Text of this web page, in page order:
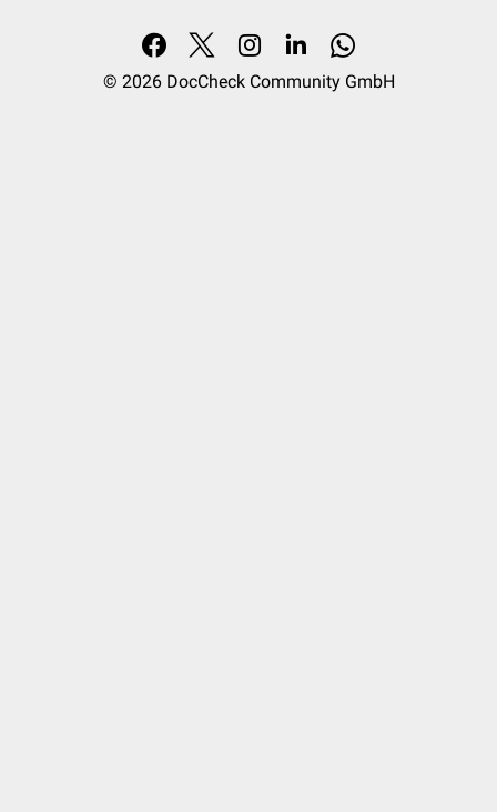
© 2026 DocCheck Community GmbH